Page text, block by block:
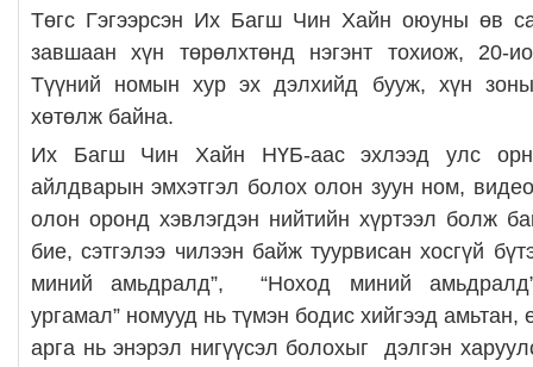
Төгс Гэгээрсэн Их Багш Чин Хайн оюуны өв
завшаан хүн төрөлхтөнд нэгэнт тохиож, 20-
Түүний номын хур эх дэлхийд бууж, хүн
хөтөлж байна.
Их Багш Чин Хайн НҮБ-аас эхлээд улс
айлдварын эмхэтгэл болох олон зуун ном,
олон оронд хэвлэгдэн нийтийн хүртээл болж
бие, сэтгэлээ чилээн байж туурвисан хосгүй
миний амьдралд”, “Ноход миний
ургамал” номууд нь түмэн бодис хийгээд амьтан,
арга нь энэрэл нигүүсэл болохыг дэлгэн